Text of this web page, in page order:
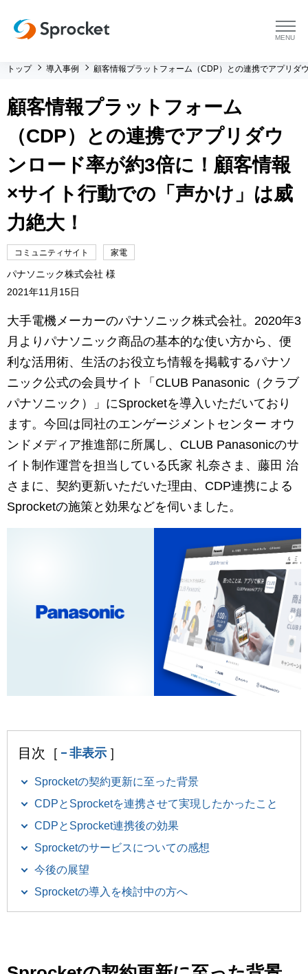
menu
プラットフォーム トップ
コンサルティング
コンサルティング トップ
運用支援 トップ
メソッド トップ
よくある質問
会社情報
会社情報 トップ
メンバー紹介
採用情報
創業の想い
沿革
ビジョン・ミッション・バリュー
セミナー・イベント
トップ 導入事例 顧客情報プラットフォーム（CDP）との連携でアプリダ
顧客情報プラットフォーム
（CDP）との連携でアプリダウ
ンロード率が約3倍に！顧客情報
×サイト行動での「声かけ」は威
力絶大！
コミュニティサイト 家電
パナソニック株式会社 様
2021年11月15日
大手電機メーカーのパナソニック株式会社。2020年3
月よりパナソニック商品の基本的な使い方から、便
利な活用術、生活のお役立ち情報を掲載するパナソ
ニック公式の会員サイト「CLUB Panasonic（クラブ
パナソニック）」にSprocketを導入いただいており
ます。今回は同社のエンゲージメントセンター オウ
ンドメディア推進部に所属し、CLUB Panasonicのサ
イト制作運営を担当している氏家 礼奈さま、藤田 治
さまに、契約更新いただいた理由、CDP連携による
Sprocketの施策と効果などを伺いました。
目次［ 非表示 ］
Sprocketの契約更新に至った背景
CDPとSprocketを連携させて実現したかったこと
CDPとSprocket連携後の効果
Sprocketのサービスについての感想
今後の展望
Sprocketの導入を検討中の方へ